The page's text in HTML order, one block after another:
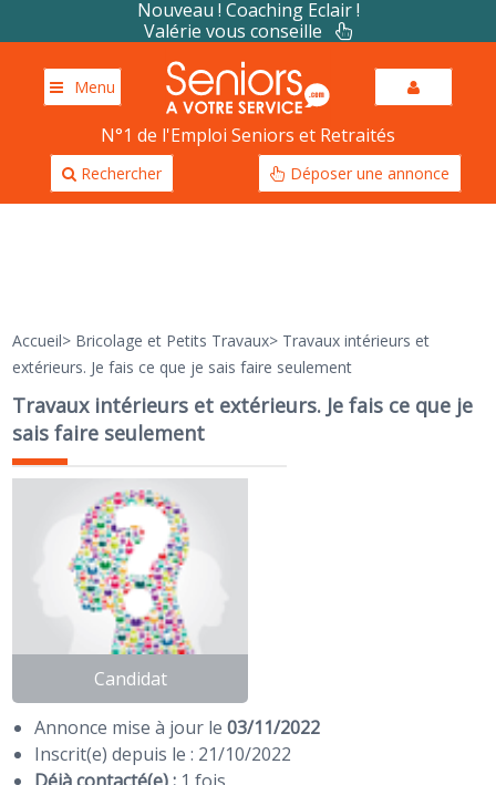
Nouveau ! Coaching Eclair !
Valérie vous conseille
Menu
N°1 de l'Emploi Seniors et Retraités
Rechercher Déposer une annonce
Accueil> Bricolage et Petits Travaux> Travaux intérieurs et
extérieurs. Je fais ce que je sais faire seulement
Travaux intérieurs et extérieurs. Je fais ce que je
sais faire seulement
Candidat
Annonce mise à jour le03/11/2022
Inscrit(e) depuis le : 21/10/2022